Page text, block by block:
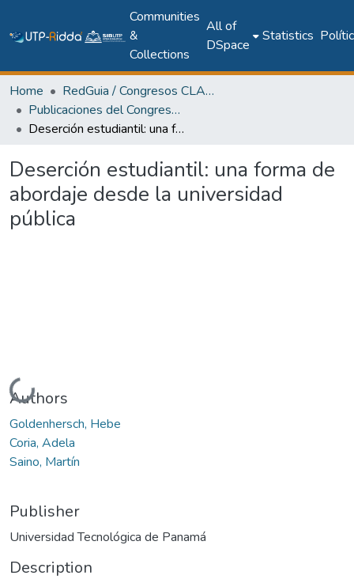
Communities
&
Collections
All of
DSpace
Statistics
Home
RedGuia / Congresos CLABES
Publicaciones del Congreso Internacional CLABES
Deserción estudiantil: una forma de abordaje desde la universidad pública
Deserción estudiantil: una forma de
abordaje desde la universidad
pública
Loading...
Authors
Goldenhersch, Hebe
Coria, Adela
Saino, Martín
Publisher
Universidad Tecnológica de Panamá
Description